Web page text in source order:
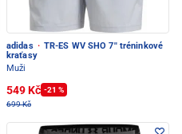
adidas · TR-ES WV SHO 7'' tréninkové
kraťasy
Muži
549 Kč -21 %
699 Kč